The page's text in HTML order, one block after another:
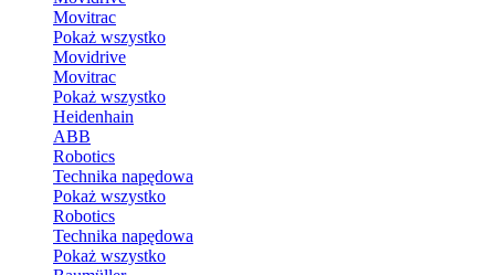
Movitrac
Pokaż wszystko
Movidrive
Movitrac
Pokaż wszystko
Heidenhain
ABB
Robotics
Technika napędowa
Pokaż wszystko
Robotics
Technika napędowa
Pokaż wszystko